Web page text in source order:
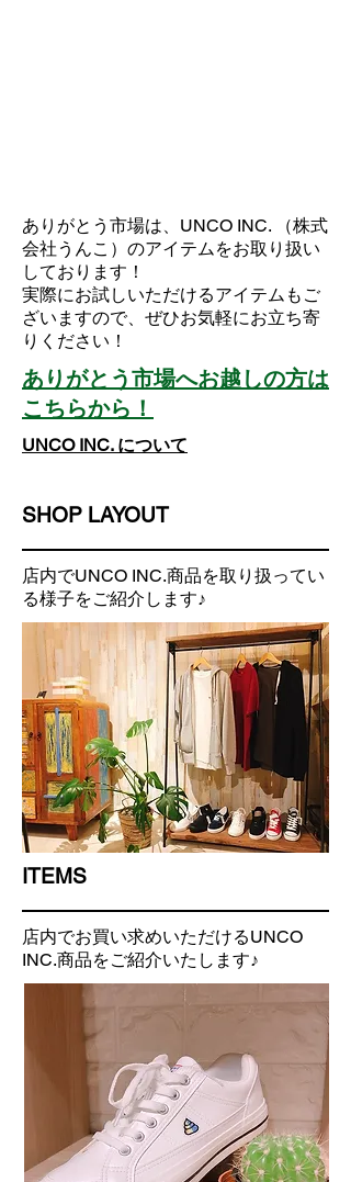
ありがとう市場は、UNCO INC. （株式
会社うんこ）のアイテムをお取り扱い
しております！
実際にお試しいただけるアイテムもご
ざいますので、ぜひお気軽にお立ち寄
りください！
​ありがとう市場へお越しの方は
こちらから！
UNCO INC. について
SHOP LAYOUT
​店内でUNCO INC.商品を取り扱ってい
る様子をご紹介します♪
ITEMS
​店内でお買い求めいただけるUNCO
INC.商品をご紹介いたします♪